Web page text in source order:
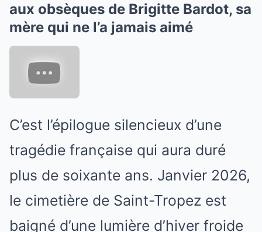
aux obsèques de Brigitte Bardot, sa
mère qui ne l’a jamais aimé
C’est l’épilogue silencieux d’une
tragédie française qui aura duré
plus de soixante ans. Janvier 2026,
le cimetière de Saint-Tropez est
baigné d’une lumière d’hiver froide